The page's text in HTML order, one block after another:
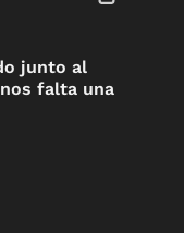
junto al
falta una